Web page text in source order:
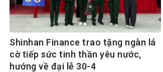
Shinhan Finance trao tặng ngàn lá
cờ tiếp sức tinh thần yêu nước,
hướng về đại lễ 30-4